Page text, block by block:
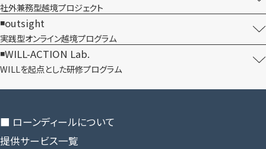
社外兼務型​越境プロジェクト
outsight
実践型オンライン​越境プログラム
WILL-ACTION Lab.
WILLを​起点とした​研修プログラム
■ ローンディールに​ついて
提供サービス一覧